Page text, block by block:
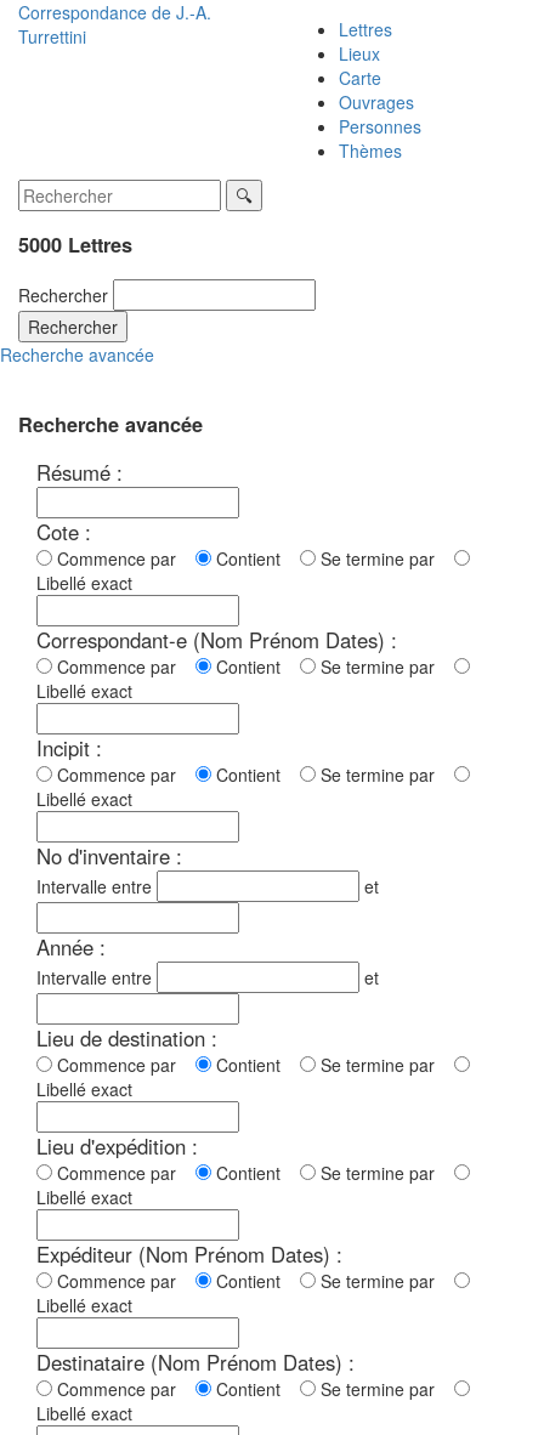
Correspondance de J.-A.
Turrettini
Lettres
Lieux
Carte
Ouvrages
Personnes
Thèmes
5000 Lettres
Rechercher
Rechercher
Recherche avancée
Recherche avancée
Résumé :
Cote :
Commence par Contient
Se termine par
Libellé exact
Correspondant-e (Nom Prénom Dates) :
Commence par Contient
Se termine par
Libellé exact
Incipit :
Commence par Contient
Se termine par
Libellé exact
No d'inventaire :
Intervalle entre et
Année :
Intervalle entre et
Lieu de destination :
Commence par Contient
Se termine par
Libellé exact
Lieu d'expédition :
Commence par Contient
Se termine par
Libellé exact
Expéditeur (Nom Prénom Dates) :
Commence par Contient
Se termine par
Libellé exact
Destinataire (Nom Prénom Dates) :
Commence par Contient
Se termine par
Libellé exact